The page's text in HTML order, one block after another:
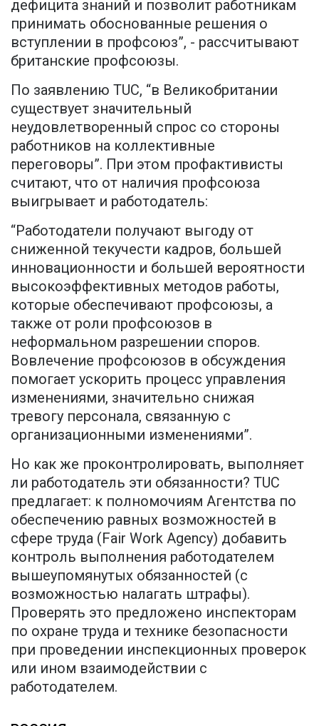
дефицита знаний и позволит работникам
принимать обоснованные решения о
вступлении в профсоюз”, - рассчитывают
британские профсоюзы.
По заявлению TUC, “в Великобритании
существует значительный
неудовлетворенный спрос со стороны
работников на коллективные
переговоры”. При этом профактивисты
считают, что от наличия профсоюза
выигрывает и работодатель:
“Работодатели получают выгоду от
сниженной текучести кадров, большей
инновационности и большей вероятности
высокоэффективных методов работы,
которые обеспечивают профсоюзы, а
также от роли профсоюзов в
неформальном разрешении споров.
Вовлечение профсоюзов в обсуждения
помогает ускорить процесс управления
изменениями, значительно снижая
тревогу персонала, связанную с
организационными изменениями”.
Но как же проконтролировать, выполняет
ли работодатель эти обязанности? TUC
предлагает: к полномочиям Агентства по
обеспечению равных возможностей в
сфере труда (Fair Work Agency) добавить
контроль выполнения работодателем
вышеупомянутых обязанностей (с
возможностью налагать штрафы).
Проверять это предложено инспекторам
по охране труда и технике безопасности
при проведении инспекционных проверок
или ином взаимодействии с
работодателем.